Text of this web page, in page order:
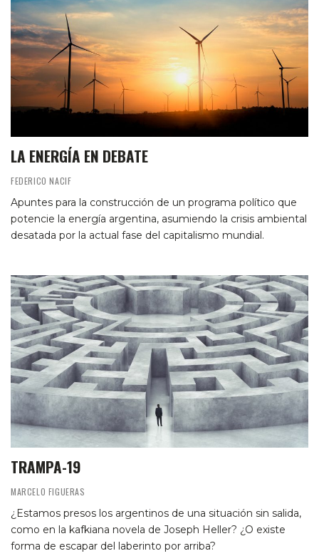
LA ENERGÍA EN DEBATE
FEDERICO NACIF
Apuntes para la construcción de un programa político que
potencie la energía argentina, asumiendo la crisis ambiental
desatada por la actual fase del capitalismo mundial.
TRAMPA-19
MARCELO FIGUERAS
¿Estamos presos los argentinos de una situación sin salida,
como en la kafkiana novela de Joseph Heller? ¿O existe
forma de escapar del laberinto por arriba?